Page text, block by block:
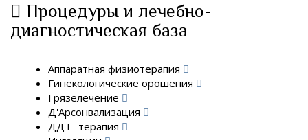
Процедуры и лечебно-
диагностическая база
Аппаратная физиотерапия
Гинекологические орошения
Грязелечение
Д'Арсонвализация
ДДТ- терапия